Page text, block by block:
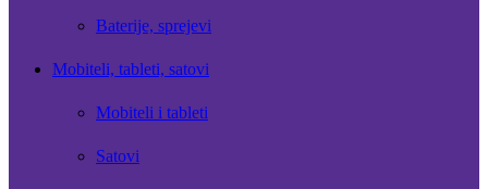
Baterije, sprejevi
Mobiteli, tableti, satovi
Mobiteli i tableti
Satovi